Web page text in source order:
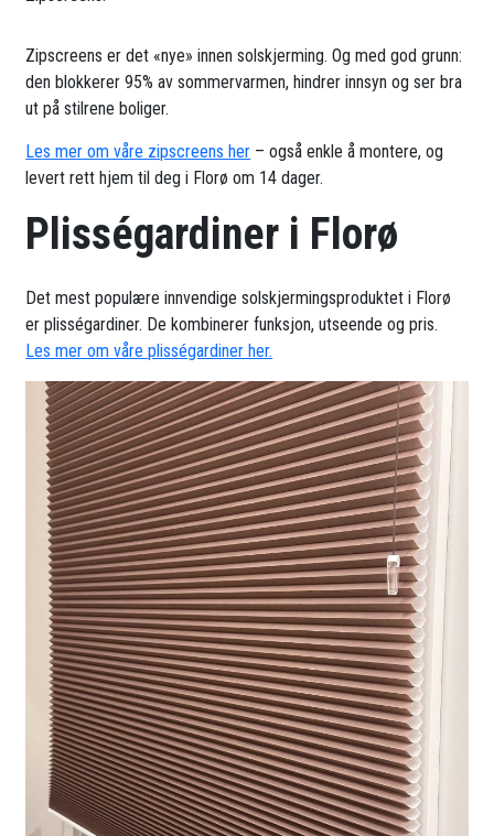
Zipscreens er det «nye» innen solskjerming. Og med god grunn:
den blokkerer 95% av sommervarmen, hindrer innsyn og ser bra
ut på stilrene boliger.
Les mer om våre zipscreens her – også enkle å montere, og
levert rett hjem til deg i Florø om 14 dager.
Plisségardiner i Florø
Det mest populære innvendige solskjermingsproduktet i Florø
er plisségardiner. De kombinerer funksjon, utseende og pris.
Les mer om våre plisségardiner her.